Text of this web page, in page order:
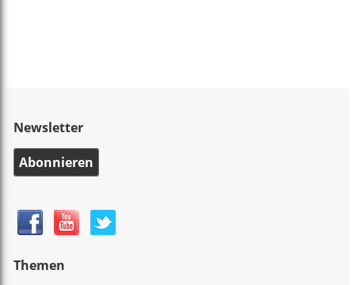
Newsletter
Abonnieren
Themen